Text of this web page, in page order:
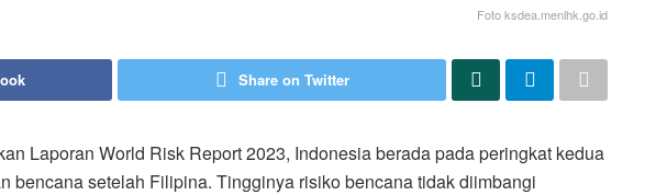
Foto ksdea.menlhk.go.id
Share on Twitter
Laporan World Risk Report 2023, Indonesia berada pada peringkat kedua
bencana setelah Filipina. Tingginya risiko bencana tidak diimbangi